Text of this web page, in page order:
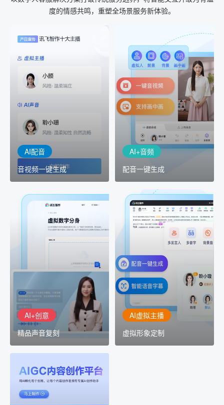
度的情感共鸣，重塑全场景服务新体验。
AI配音
音视频一键生成
AI配音
音视频一键生成
室"中输入文本或录音，一
出
AI+音频
配音一键生成
AI+音频
配音一键生成
AI+音频：基于全球领先的
TTS能力打造的AI音频制作
工具，输入文本、选择发
音人即可一键生成专业音
AI+创意
精品声音复刻
AI+创意
精品声音复刻
AI+创意：AIGC 能力集中
展示窗口，体验 AIGC 给
生活和生产带来的改变
AI虚拟主播
虚拟形象定制
讯飞智作：让每一个内容
创作者高效生产灵活定制
AIGC平台